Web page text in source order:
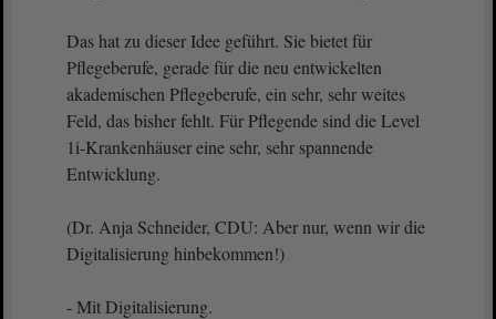
Das hat zu dieser Idee geführt. Sie bietet für
Pflegeberufe, gerade für die neu entwickelten
akademischen Pflegeberufe, ein sehr, sehr weites
Feld, das bisher fehlt. Für Pflegende sind die Level
1i-Krankenhäuser eine sehr, sehr spannende
Entwicklung.
(Dr. Anja Schneider, CDU: Aber nur, wenn wir die
Digitalisierung hinbekommen!)
- Mit Digitalisierung.